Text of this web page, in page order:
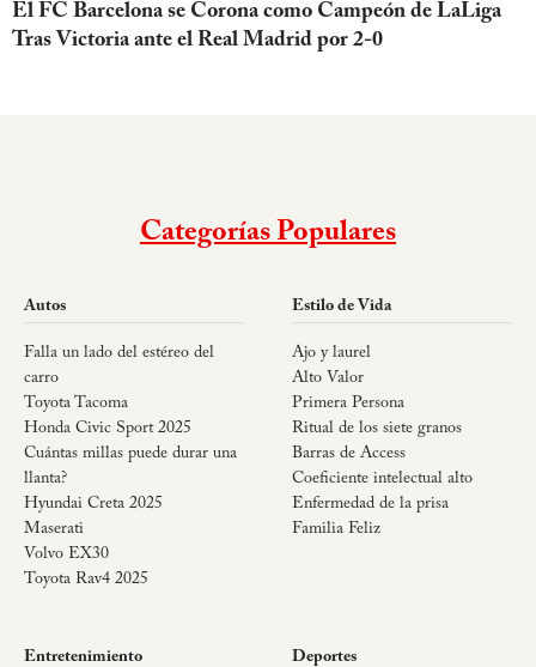
El FC Barcelona se Corona como Campeón de LaLiga
Tras Victoria ante el Real Madrid por 2-0
Categorías Populares
Autos
Falla un lado del estéreo del
carro
Toyota Tacoma
Honda Civic Sport 2025
Cuántas millas puede durar una
llanta?
Hyundai Creta 2025
Maserati
Volvo EX30
Toyota Rav4 2025
Estilo de Vida
Ajo y laurel
Alto Valor
Primera Persona
Ritual de los siete granos
Barras de Access
Coeficiente intelectual alto
Enfermedad de la prisa
Familia Feliz
Entretenimiento Deportes